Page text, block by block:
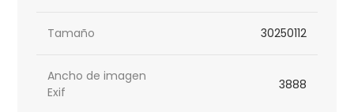
Tamaño 30250112
Ancho de imagen
Exif
3888